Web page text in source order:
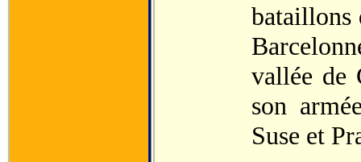
bataillons
vallée de
son
Suse et